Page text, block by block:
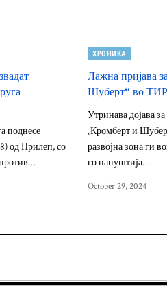
поднесе
од Прилеп, со
ХРОНИКА
Лажна пријава
Шуберт“ во
Утринава дојава
„Кромберт и
развојна зона ги
го напуштија…
October 29, 2024